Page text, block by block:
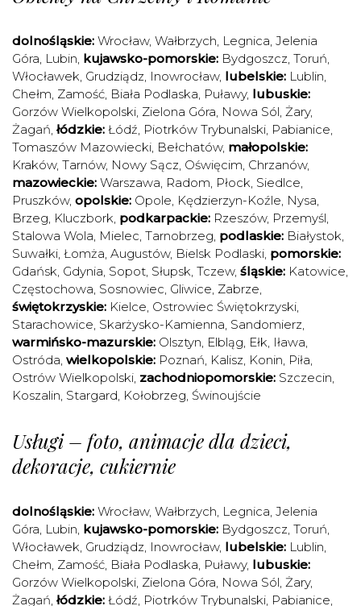
dolnośląskie: Wrocław, Wałbrzych, Legnica, Jelenia
Góra, Lubin, kujawsko-pomorskie: Bydgoszcz, Toruń,
Włocławek, Grudziądz, Inowrocław, lubelskie: Lublin,
Chełm, Zamość, Biała Podlaska, Puławy, lubuskie:
Gorzów Wielkopolski, Zielona Góra, Nowa Sól, Żary,
Żagań, łódzkie: Łódź, Piotrków Trybunalski, Pabianice,
Tomaszów Mazowiecki, Bełchatów, małopolskie:
Kraków, Tarnów, Nowy Sącz, Oświęcim, Chrzanów,
mazowieckie: Warszawa, Radom, Płock, Siedlce,
Pruszków, opolskie: Opole, Kędzierzyn-Koźle, Nysa,
Brzeg, Kluczbork, podkarpackie: Rzeszów, Przemyśl,
Stalowa Wola, Mielec, Tarnobrzeg, podlaskie: Białystok,
Suwałki, Łomża, Augustów, Bielsk Podlaski, pomorskie:
Gdańsk, Gdynia, Sopot, Słupsk, Tczew, śląskie: Katowice,
Częstochowa, Sosnowiec, Gliwice, Zabrze,
świętokrzyskie: Kielce, Ostrowiec Świętokrzyski,
Starachowice, Skarżysko-Kamienna, Sandomierz,
warmińsko-mazurskie: Olsztyn, Elbląg, Ełk, Iława,
Ostróda, wielkopolskie: Poznań, Kalisz, Konin, Piła,
Ostrów Wielkopolski, zachodniopomorskie: Szczecin,
Koszalin, Stargard, Kołobrzeg, Świnoujście
Usługi – foto, animacje dla dzieci,
dekoracje, cukiernie
dolnośląskie: Wrocław, Wałbrzych, Legnica, Jelenia
Góra, Lubin, kujawsko-pomorskie: Bydgoszcz, Toruń,
Włocławek, Grudziądz, Inowrocław, lubelskie: Lublin,
Chełm, Zamość, Biała Podlaska, Puławy, lubuskie:
Gorzów Wielkopolski, Zielona Góra, Nowa Sól, Żary,
Żagań, łódzkie: Łódź, Piotrków Trybunalski, Pabianice,